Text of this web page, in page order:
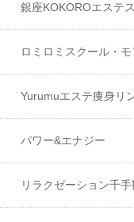
銀座KOKOROエステ
ロミロミスクール・
Yurumuエステ痩身リ
パワー&エナジー
リラクゼーション千